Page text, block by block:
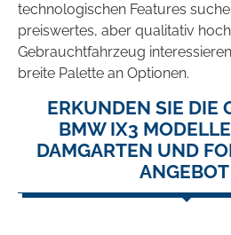
technologischen Features
preiswertes, aber qualitativ
Gebrauchtfahrzeug
breite Palette an Optionen.
ERKUNDEN SIE DIE
BMW IX3
DAMGARTEN UND